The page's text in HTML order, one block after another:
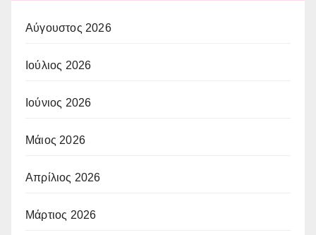
Αύγουστος 2026
Ιούλιος 2026
Ιούνιος 2026
Μάιος 2026
Απρίλιος 2026
Μάρτιος 2026